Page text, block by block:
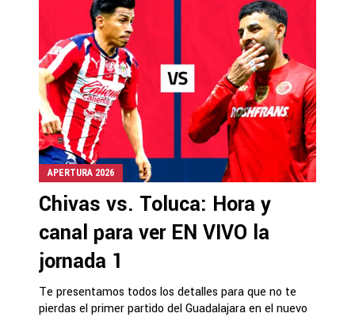
APERTURA 2026
Chivas vs. Toluca: Hora y
canal para ver EN VIVO la
jornada 1
Te presentamos todos los detalles para que no te
pierdas el primer partido del Guadalajara en el nuevo